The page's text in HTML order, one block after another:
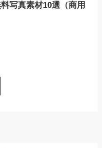
写真素材10選（商用